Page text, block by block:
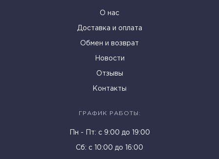
О нас
Доставка и оплата
Обмен и возврат
Новости
Отзывы
Контакты
ГРАФИК РАБОТЫ:
Пн - Пт: c 9:00 до 19:00
Cб: с 10:00 до 16:00